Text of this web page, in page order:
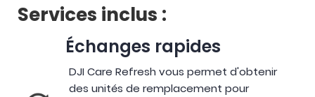
Services inclus :
Échanges rapides
DJI Care Refresh vous permet d'obtenir
des unités de remplacement pour